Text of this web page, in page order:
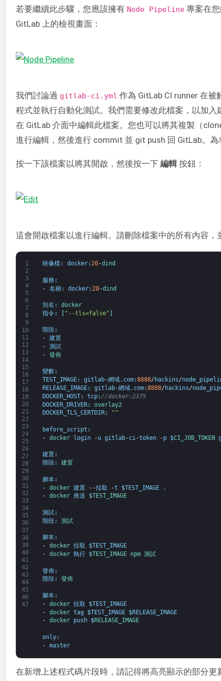
若要繼續此步驟，您應該擁有 Node Pipeline 專案在
GitLab 上的檢視畫面：
我們討論過 gitlab-ci.yml 作為 GitLab CI runner 在
程式並執行自動化測試。我們需要修改此檔案，以加
在 GitLab 介面中編輯此檔案。您也可以將其複製（
進行編輯，然後進行 commit 並 git push 回 GitLab。
按一下該檔案以將其開啟，然後按一下 編輯 按鈕：
這會開啟檔案以進行編輯。請刪除檔案中的所有內容，
1
2
3
4
5
6
7
8
9
10
11
12
13
14
15
16
17
18
19
20
21
22
23
24
25
26
27
28
29
30
31
32
33
34
35
36
37
38
39
40
41
42
43
44
45
46
47
映像檔: docker:20-dind
服務 :
- 名稱: docker: 20-dind
別名 :
docker
指令: [ "--tls=false" ]
階段:
- 建置
- 測試
- 發佈
變數:
TEST_IMAGE: gitlab-網域. com:8888/ hackins/
RELEASE_IMAGE: gitlab-網域. com:8888/ hackins/
DOCKER_HOST: tcp: //docker:2375
DOCKER_DRIVER:
overlay2
DOCKER_TLS_CERTDIR: ""
before_script :
- docker login -u gitlab-ci-token -p $CI_JOB_TOKEN
建置:
階段: 建置
腳本:
- docker 建置 --拉取 -t $TEST_IMAGE
.
- docker 推送 $TEST_IMAGE
測試:
階段: 測試
腳本:
- docker 拉取 $TEST_IMAGE
- docker 執行 $TEST_IMAGE npm 測試
發佈:
階段: 發佈
腳本:
- docker 拉取 $TEST_IMAGE
- docker tag $TEST_IMAGE $RELEASE_IMAGE
- docker push $RELEASE_IMAGE
only:
- master
在新增上述程式碼片段時，請記得將高亮顯示的部分